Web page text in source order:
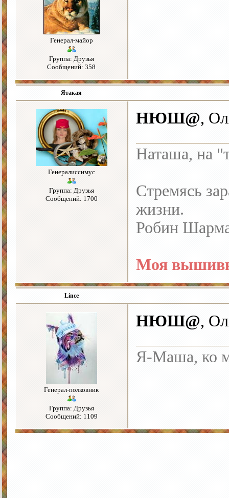
Генерал-майор
Группа: Друзья
Сообщений: 358
Ятакая
Генералиссимус
Группа: Друзья
Сообщений: 1700
НЮШ@,
Наташа, на
Стремясь
жизни.
Робин
Моя
Lince
Генерал-полковник
Группа: Друзья
Сообщений: 1109
НЮШ@,
Я-Маша, ко